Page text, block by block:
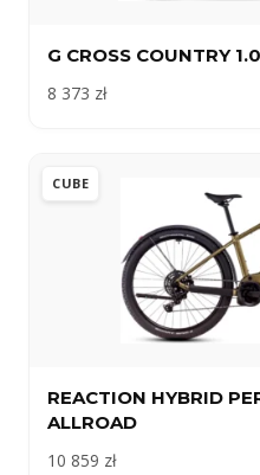
G CROSS COUNTRY 1.0
8 373 zł
CUBE
REACTION HYBRID
ALLROAD
10 859 zł